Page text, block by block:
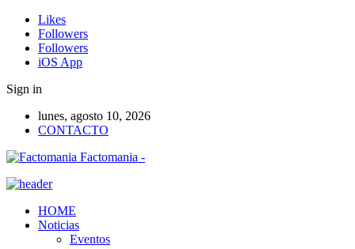
Likes
Followers
Followers
iOS App
Sign in
lunes, agosto 10, 2026
CONTACTO
Factomania -
HOME
Noticias
Eventos